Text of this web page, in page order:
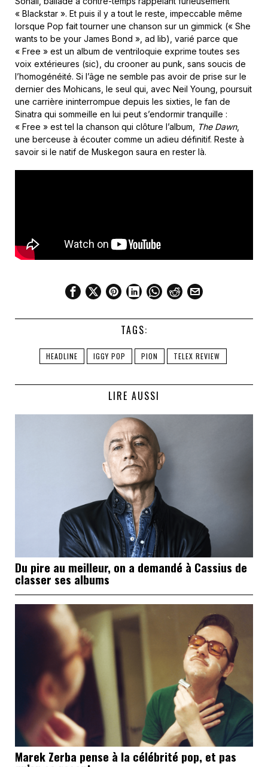
« Blackstar ». Et puis il y a tout le reste, impeccable même
lorsque Pop fait tourner une chanson sur un gimmick (« She
wants to be your James Bond », ad lib), varié parce que
« Free » est un album de ventriloquie exprime toutes ses
voix extérieures (sic), du crooner au punk, sans soucis de
l’homogénéité. Si l’âge ne semble pas avoir de prise sur le
dernier des Mohicans, le seul qui, avec Neil Young, poursuit
une carrière ininterrompue depuis les sixties, le fan de
Sinatra qui sommeille en lui peut s’endormir tranquille :
« Free » est tel la chanson qui clôture l’album,
The Dawn,
une berceuse à écouter comme un adieu définitif. Reste à
savoir si le natif de Muskegon saura en rester là.
TAGS:
HEADLINE IGGY POP PION TELEX REVIEW
LIRE AUSSI
Du pire au meilleur, on a demandé à Cassius de
classer ses albums
Marek Zerba pense à la célébrité pop, et pas